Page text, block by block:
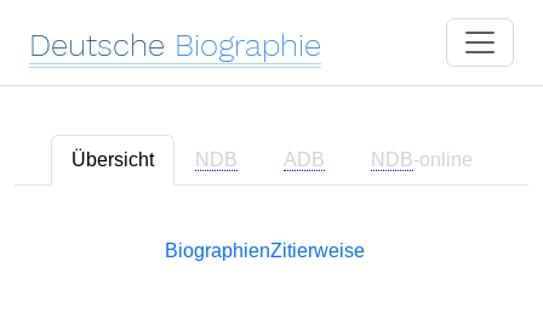
Deutsche Biographie
Übersicht NDB ADB NDB-online
BiographienZitierweise